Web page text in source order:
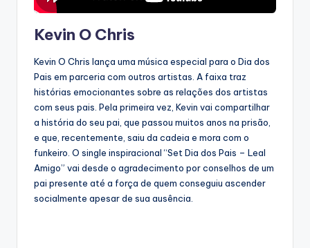
Kevin O Chris
Kevin O Chris lança uma música especial para o Dia dos
Pais em parceria com outros artistas. A faixa traz
histórias emocionantes sobre as relações dos artistas
com seus pais. Pela primeira vez, Kevin vai compartilhar
a história do seu pai, que passou muitos anos na prisão,
e que, recentemente, saiu da cadeia e mora com o
funkeiro. O single inspiracional “Set Dia dos Pais – Leal
Amigo” vai desde o agradecimento por conselhos de um
pai presente até a força de quem conseguiu ascender
socialmente apesar de sua ausência.